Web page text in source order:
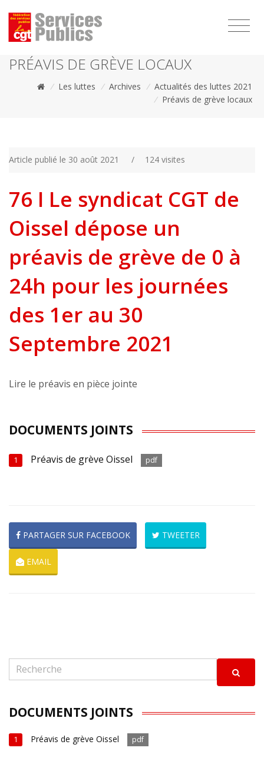
PRÉAVIS DE GRÈVE LOCAUX
/ Les luttes / Archives / Actualités des luttes 2021
/ Préavis de grève locaux
Article publié le 30 août 2021 / 124 visites
76 I Le syndicat CGT de
Oissel dépose un
préavis de grève de 0 à
24h pour les journées
des 1er au 30
Septembre 2021
Lire le préavis en pièce jointe
DOCUMENTS JOINTS
1 Préavis de grève Oissel pdf
PARTAGER SUR FACEBOOK TWEETER
EMAIL
DOCUMENTS JOINTS
1 Préavis de grève Oissel pdf